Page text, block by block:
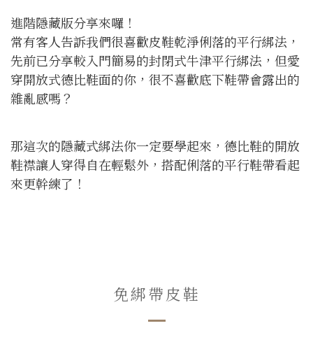
進階隱藏版分享來囉！
常有客人告訴我們很喜歡皮鞋乾淨俐落的平行綁法，
先前已分享較入門簡易的封閉式牛津平行綁法，但愛
穿開放式德比鞋面的你，很不喜歡底下鞋帶會露出的
雜亂感嗎？
那這次的隱藏式綁法你一定要學起來，德比鞋的開放
鞋襟讓人穿得自在輕鬆外，搭配俐落的平行鞋帶看起
來更幹練了！
免綁帶皮鞋